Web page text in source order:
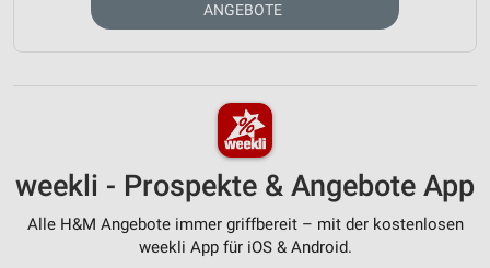
ANGEBOTE
weekli - Prospekte & Angebote App
Alle H&M Angebote immer griffbereit – mit der kostenlosen
weekli App für iOS & Android.